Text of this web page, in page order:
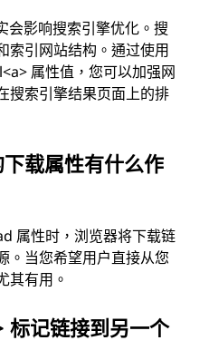
会影响搜索引擎优化。搜
索引网站结构。通过使用
属性值，您可以加强网
搜索引擎结果页面上的排
载属性有什么作
属性时，浏览器将下载链
。当您希望用户直接从您
其有用。
标记链接到另一个